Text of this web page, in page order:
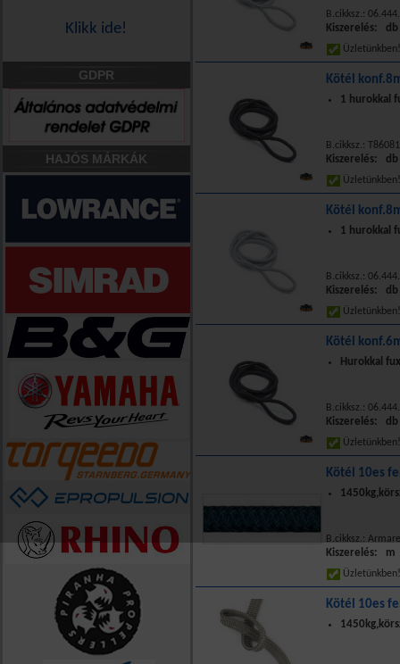
Klikk ide!
GDPR
HAJÓS MÁRKÁK
B.cikksz.:
Kiszerelés: db
Kötél
1 hurokkal
B.cikksz.:
Kiszerelés: db
Kötél
1 hurokkal
B.cikksz.:
Kiszerelés: db
Kötél
Hurokkal
B.cikksz.:
Kiszerelés: db
Kötél 10es
B.cikksz.:
Kiszerelés: m
Kötél 10es